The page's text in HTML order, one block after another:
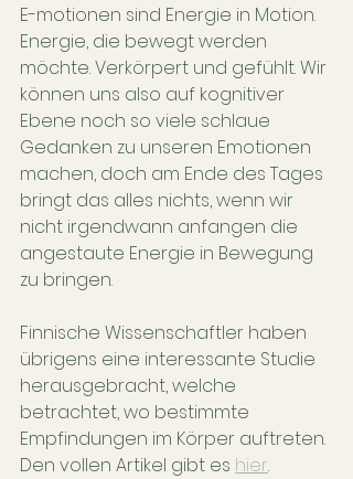
E-motionen sind Energie in Motion.
Energie, die bewegt werden
möchte. Verkörpert und gefühlt. Wir
können uns also auf kognitiver
Ebene noch so viele schlaue
Gedanken zu unseren Emotionen
machen, doch am Ende des Tages
bringt das alles nichts, wenn wir
nicht irgendwann anfangen die
angestaute Energie in Bewegung
zu bringen.
Finnische Wissenschaftler haben
übrigens eine interessante Studie
herausgebracht, welche
betrachtet, wo bestimmte
Empfindungen im Körper auftreten.
Den vollen Artikel gibt es hier.